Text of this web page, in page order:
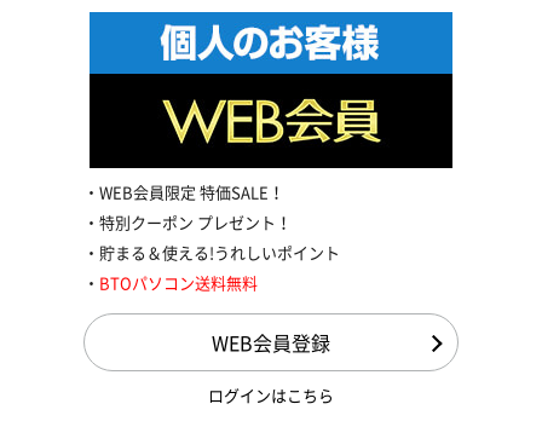
WEB会員限定 特価SALE！
特別クーポン プレゼント！
貯まる＆使える!うれしいポイント
BTOパソコン送料無料
WEB会員登録
ログインはこちら